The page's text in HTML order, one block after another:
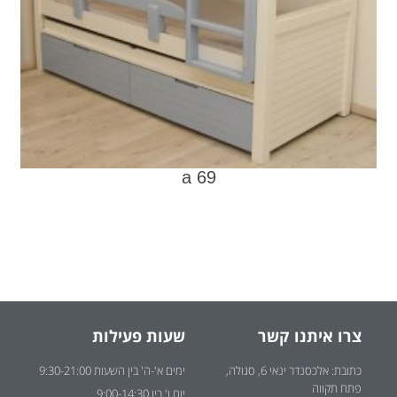
a 69
צרו איתנו קשר
כתובת: אלכסנדר ינאי 6, סגולה,
פתח תקווה
שעות פעילות
ימים א'-ה' בין השעות 9:30-21:00
יום ו' בין 9:00-14:30